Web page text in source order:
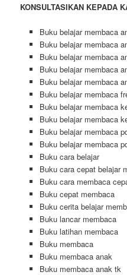
KONSULTASIKAN KEPADA
Buku belajar membaca
Buku belajar membaca
Buku belajar membaca
Buku belajar membaca
Buku belajar membaca
Buku belajar membaca
Buku belajar membaca
Buku belajar membaca
Buku belajar membaca
Buku belajar membaca
Buku cara belajar
Buku cara cepat belajar
Buku cara membaca
Buku cepat membaca
Buku cerita belajar
Buku lancar membaca
Buku latihan membaca
Buku membaca
Buku membaca anak
Buku membaca anak tk